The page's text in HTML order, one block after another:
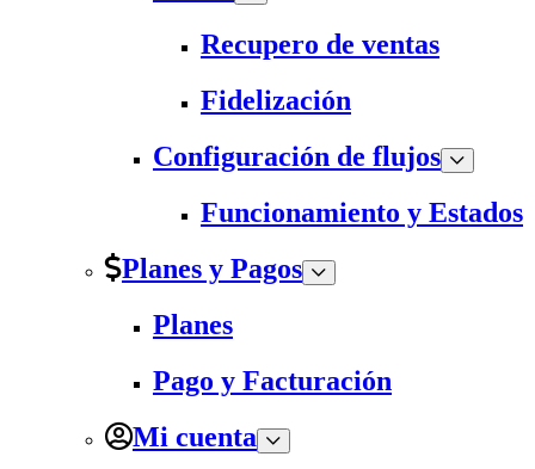
Recupero de ventas
Fidelización
Configuración de flujos
Funcionamiento y Estados
Planes y Pagos
Planes
Pago y Facturación
Mi cuenta